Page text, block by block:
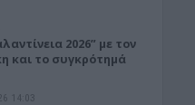
2026” με τον
και το συγκρότημά
14:03